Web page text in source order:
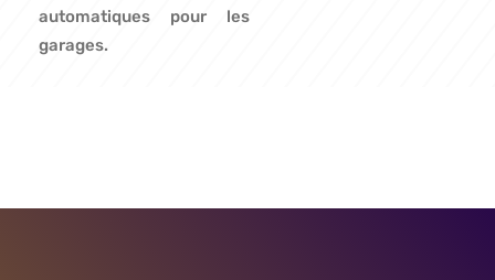
automatiques pour les
garages.